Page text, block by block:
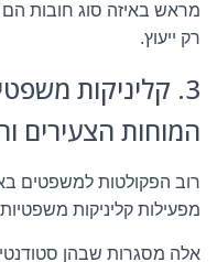
מראש באיזה סוג חובות
רק ייעוץ.
3. קליניקות
המוחות הצעירים
רוב הפקולטות למשפטים
מפעילות קליניקות
אלה מסגרות שבהן